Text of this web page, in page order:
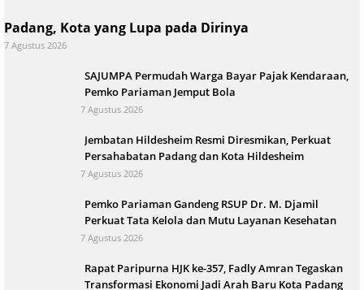
Padang, Kota yang Lupa pada Dirinya
7 Agustus 2026
SAJUMPA Permudah Warga Bayar Pajak Kendaraan,
Pemko Pariaman Jemput Bola
7 Agustus 2026
Jembatan Hildesheim Resmi Diresmikan, Perkuat
Persahabatan Padang dan Kota Hildesheim
7 Agustus 2026
Pemko Pariaman Gandeng RSUP Dr. M. Djamil
Perkuat Tata Kelola dan Mutu Layanan Kesehatan
7 Agustus 2026
Rapat Paripurna HJK ke-357, Fadly Amran Tegaskan
Transformasi Ekonomi Jadi Arah Baru Kota Padang